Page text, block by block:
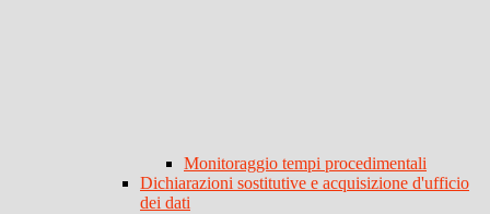
Monitoraggio tempi procedimentali
Dichiarazioni sostitutive e acquisizione d'ufficio
dei dati